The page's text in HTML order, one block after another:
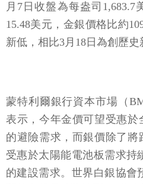
月7日收盤為每盎司1,683.7
15.48美元，金銀價格比約
新低，相比3月18日為創歷史
蒙特利爾銀行資本市場（
表示，今年金價可望受惠於
的避險需求，而銀價除了
受惠於太陽能電池板需求持
的建設需求。世界白銀協會